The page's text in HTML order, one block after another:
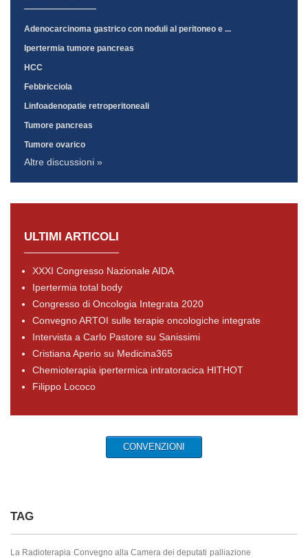
Adenocarcinoma gastrico con noduli al peritoneo e ...
Ipertermia tumore pancreas
HCC
Febbricciola
Linfoadenopatie retroperitoneali
Tumore pancreas
Tumore ovarico
Altre discussioni »
ULTIMI ARTICOLI
XXXI Congresso Nazionale AIDA
Ipertermia total body
Congresso di Oncologia Integrata 2020
Convegno ARTOI sulle terapie oncologiche integrate
Intervista a Carlo Pastore su Sanissimi
Cristiana Aperio su Medicina365
Chemioterapia ipertermica intratoracica HITHOT
Filippo Lococo
CONVENZIONI
TAG
La Radioterapia Convegno alla Camera dei deputati palliazione